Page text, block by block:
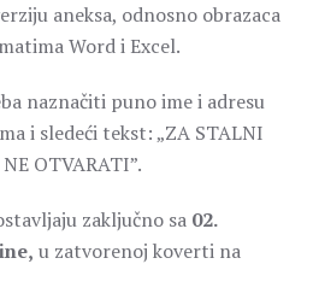
aneksa, odnosno obrazaca
Word i Excel.
naznačiti puno ime i adresu
i sledeći tekst: „ZA STALNI
OTVARATI”.
zaključno sa 02.
u zatvorenoj koverti na